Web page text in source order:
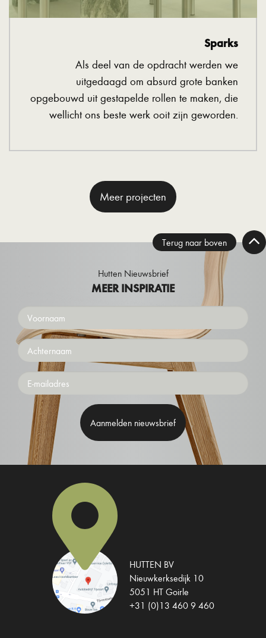
Sparks
Als deel van de opdracht werden we
uitgedaagd om absurd grote banken
opgebouwd uit gestapelde rollen te maken, die
wellicht ons beste werk ooit zijn geworden.
Meer projecten
Terug naar boven
Hutten Nieuwsbrief
MEER INSPIRATIE
Voornaam
Achternaam
Emailaddress
HUTTEN BV
Nieuwkerksedijk 10
5051 HT Goirle
+31 (0)13 460 9 460